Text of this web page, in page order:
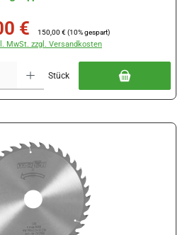
€ 150,00 € (10% gespart)
MwSt. zzgl. Versandkosten
Stück